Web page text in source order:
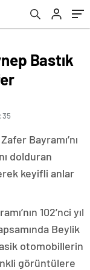
Bastık
Bayramı’nı
dolduran
keyifli anlar
102’nci yıl
Beylik
otomobillerin
görüntülere